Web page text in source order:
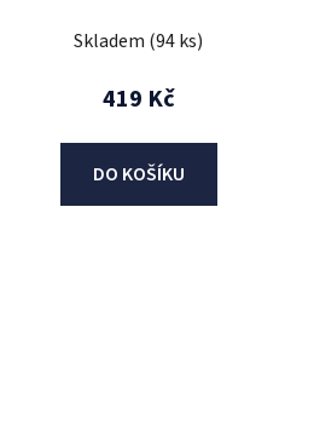
Skladem (94 ks)
419 Kč
DO KOŠÍKU